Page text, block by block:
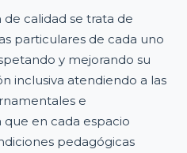
calidad se trata de
particulares de cada uno
y mejorando su
inclusiva atendiendo a las
e
que en cada espacio
pedagógicas